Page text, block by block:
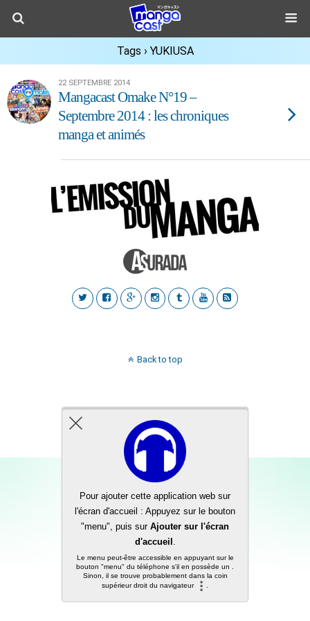
Tags › YUKIUSA
22 SEPTEMBRE 2014
Mangacast Omake N°19 –
Septembre 2014 : les chroniques
manga et animés
Back to top